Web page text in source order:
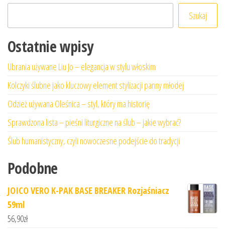
Szukaj
Ostatnie wpisy
Ubrania używane Liu Jo – elegancja w stylu włoskim
Kolczyki ślubne jako kluczowy element stylizacji panny młodej
Odzież używana Oleśnica – styl, który ma historię
Sprawdzona lista – pieśni liturgiczne na ślub – jakie wybrać?
Ślub humanistyczny, czyli nowoczesne podejście do tradycji
Podobne
JOICO VERO K-PAK BASE BREAKER Rozjaśniacz
59ml
56,90zł